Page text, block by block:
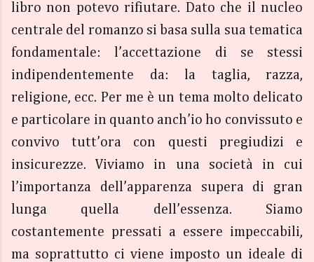
libro non potevo rifiutare. Dato che il nucleo
centrale del romanzo si basa sulla sua tematica
fondamentale: l’accettazione di se stessi
indipendentemente da: la taglia, razza,
religione, ecc. Per me è un tema molto delicato
e particolare in quanto anch’io ho convissuto e
convivo tutt’ora con questi pregiudizi e
insicurezze. Viviamo in una società in cui
l’importanza dell’apparenza supera di gran
lunga quella dell’essenza. Siamo
costantemente pressati a essere impeccabili,
ma soprattutto ci viene imposto un ideale di